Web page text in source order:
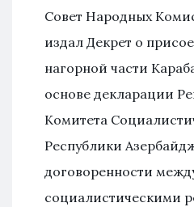
Совет Народных
издал Декрет о
нагорной части
основе декларации
Комитета
Республики
договоренности
социалистическими